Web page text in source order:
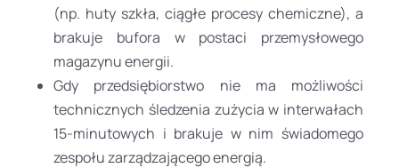
(np. huty szkła, ciągłe procesy chemiczne), a
brakuje bufora w postaci przemysłowego
magazynu energii.
Gdy przedsiębiorstwo nie ma możliwości
technicznych śledzenia zużycia w interwałach
15-minutowych i brakuje w nim świadomego
zespołu zarządzającego energią.